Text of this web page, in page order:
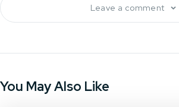
Leave a comment
You May Also Like